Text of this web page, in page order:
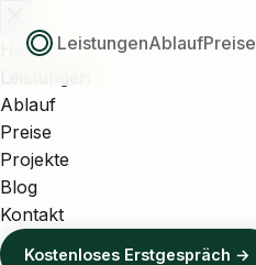
LeistungenAblaufPreise
Home
Ablauf
Preise
Projekte
Blog
Kontakt
Kostenloses Erstgespräch →